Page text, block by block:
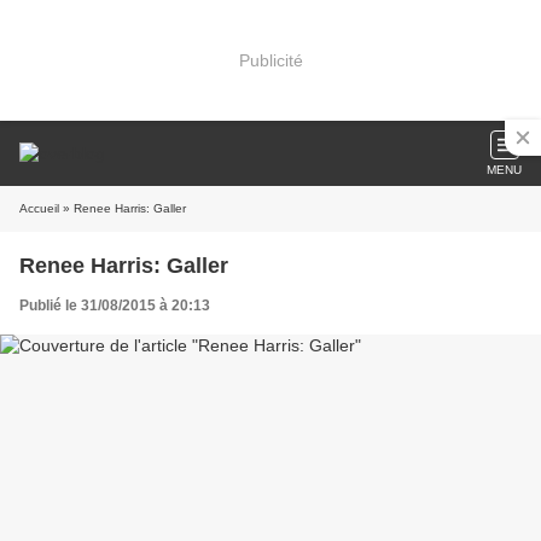
Publicité
MENU
Accueil » Renee Harris: Galler
Renee Harris: Galler
Publié le 31/08/2015 à 20:13